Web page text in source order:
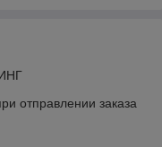
заказа